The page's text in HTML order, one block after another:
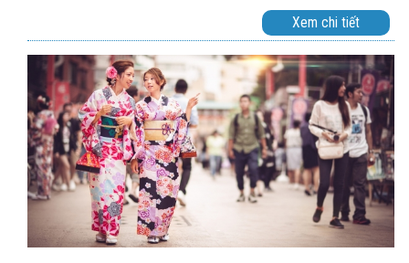
ngôn ngữ của người bản địa. Với đất nước Nhật Bản, hãy tìm hiểu một số cụm
từ đơn giản thường sử dụng để giao tiếp với người Nhật, giúp chuyến du lịch
của bạn được thuận buồm xuôi gió hơn nhé.
Xem chi tiết